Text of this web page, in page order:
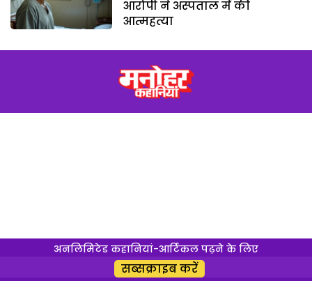
आरोपी ने अस्पताल में की
आत्महत्या
अनलिमिटेड कहानियां-आर्टिकल पढ़ने के लिए
सब्सक्राइब करें